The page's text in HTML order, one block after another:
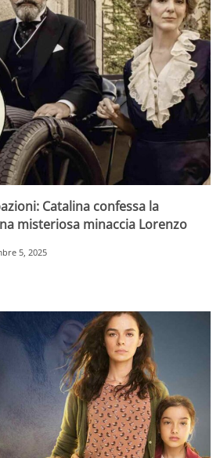
Catalina confessa la
misteriosa minaccia Lorenzo
5, 2025